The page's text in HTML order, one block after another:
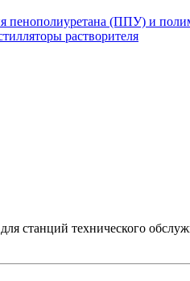
пенополиуретана (ППУ) и
растворителя
станций технического